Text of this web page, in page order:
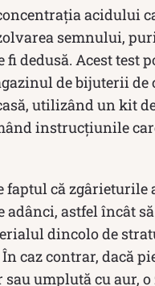
acidului
semnului,
dedusă. Acest test
de bijuterii de
utilizând un kit
instrucțiunile
faptul că zgârieturile
adânci, astfel încât
dincolo de
caz contrar, dacă
sau umplută cu aur,